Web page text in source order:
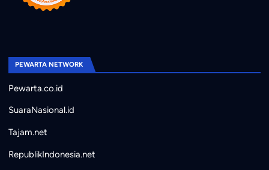
PEWARTA NETWORK
Pewarta.co.id
SuaraNasional.id
Tajam.net
RepublikIndonesia.net